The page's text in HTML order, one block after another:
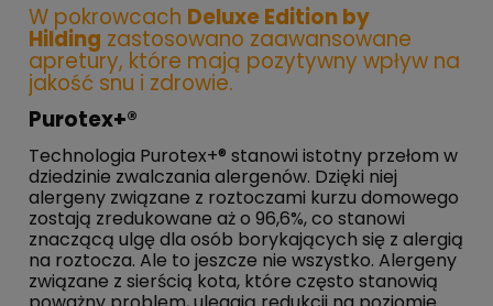
W pokrowcach Deluxe Edition by
Hilding zastosowano zaawansowane
apretury, które mają pozytywny wpływ na
jakość snu i zdrowie.
Purotex+®
Technologia Purotex+® stanowi istotny przełom w
dziedzinie zwalczania alergenów. Dzięki niej
alergeny związane z roztoczami kurzu domowego
zostają zredukowane aż o 96,6%, co stanowi
znaczącą ulgę dla osób borykających się z alergią
na roztocza. Ale to jeszcze nie wszystko. Alergeny
związane z sierścią kota, które często stanowią